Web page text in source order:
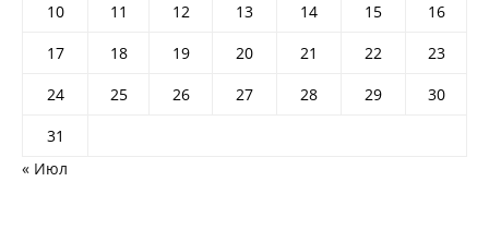
10
11 12 13 14 15
16
17
18 19 20 21 22
23
24
25 26 27 28 29
30
31
« Июл